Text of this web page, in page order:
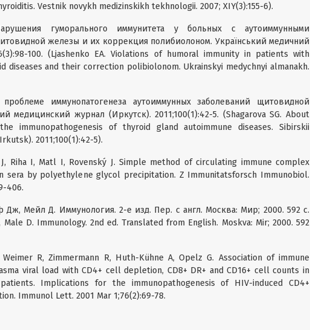
Vestnik novykh medizinskikh tekhnologii. 2007; XIY(3):155-6).
гуморального иммунитета у больных с аутоиммунными
железы и их коррекция полибиолоном. Український медичний
100. (Ljashenko EA. Violations of humoral immunity in patients with
diseases and their correction polibiolonom. Ukrainskyi medychnyi almanakh.
иммунопатогенеза аутоиммунных заболеваний щитовидной
медицинский журнал (Иркутск). 2011;100(1):42-5. (Shagarova SG. About
immunopathogenesis of thyroid gland autoimmune diseases. Sibirskii
2011;100(1):42-5).
J, Riha I, Matl I, Rovenský J. Simple method of circulating immune complex
sera by polyethylene glycol precipitation. Z Immunitatsforsch Immunobiol.
406.
Дж, Мейл Д. Иммунология. 2-е изд. Пер. с англ. Москва: Мир; 2000. 592 c.
D. Immunology. 2nd ed. Translated from English. Moskva: Mir; 2000. 592
Weimer R, Zimmermann R, Huth-Kühne A, Opelz G. Association of immune
viral load with CD4+ cell depletion, CD8+ DR+ and CD16+ cell counts in
Implications for the immunopathogenesis of HIV-induced CD4+
Immunol Lett. 2001 Mar 1;76(2):69-78.